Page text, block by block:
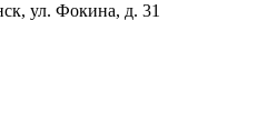
ул. Фокина, д. 31